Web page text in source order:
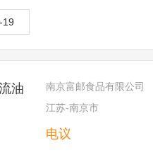
19
电议
油
南京富邮食品有限公司
江苏-南京市